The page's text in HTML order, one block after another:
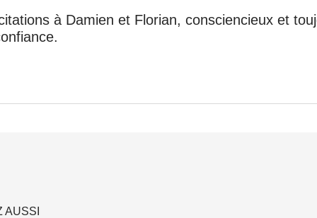
à Damien et Florian, consciencieux et
AUSSI